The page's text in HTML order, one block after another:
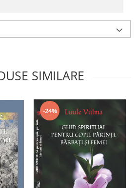
SIMILARE
-24%